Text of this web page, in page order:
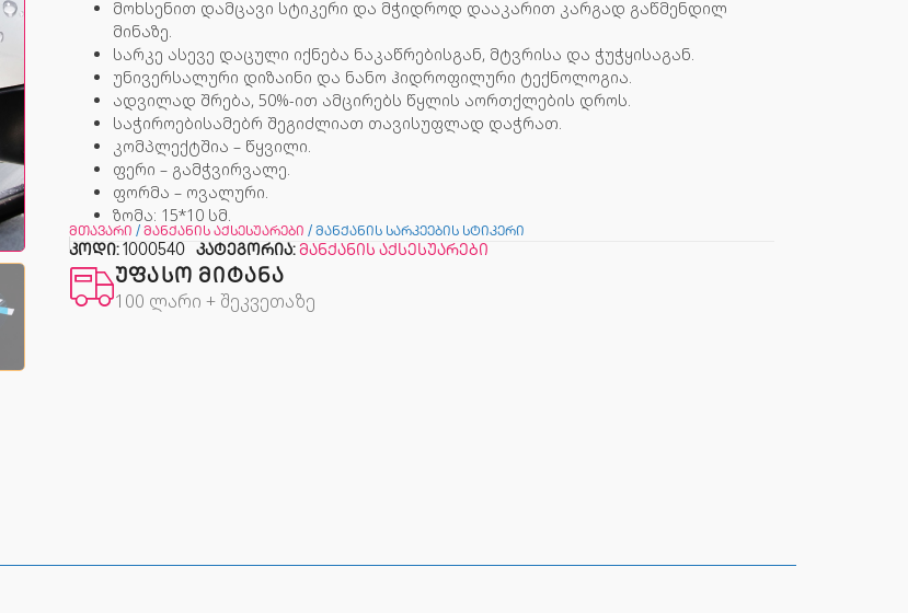
მოხსენით დამცავი სტიკერი და მჭიდროდ დააკარით კარგად გაწმენდილ
მინაზე.
სარკე ასევე დაცული იქნება ნაკაწრებისგან, მტვრისა და ჭუჭყისაგან.
უნივერსალური დიზაინი და ნანო ჰიდროფილური ტექნოლოგია.
ადვილად შრება, 50%-ით ამცირებს წყლის აორთქლების დროს.
საჭიროებისამებრ შეგიძლიათ თავისუფლად დაჭრათ.
კომპლექტშია – წყვილი.
ფერი – გამჭვირვალე.
ფორმა – ოვალური.
ზომა: 15*10 სმ.
მთავარი / მანქანის აქსესუარები / მანქანის სარკეების სტიკერი
კოდი: 1000540 კატეგორია: მანქანის აქსესუარები
ᲣᲤᲐᲡᲝ ᲛᲘᲢᲐᲜᲐ
100 ლარი + შეკვეთაზე